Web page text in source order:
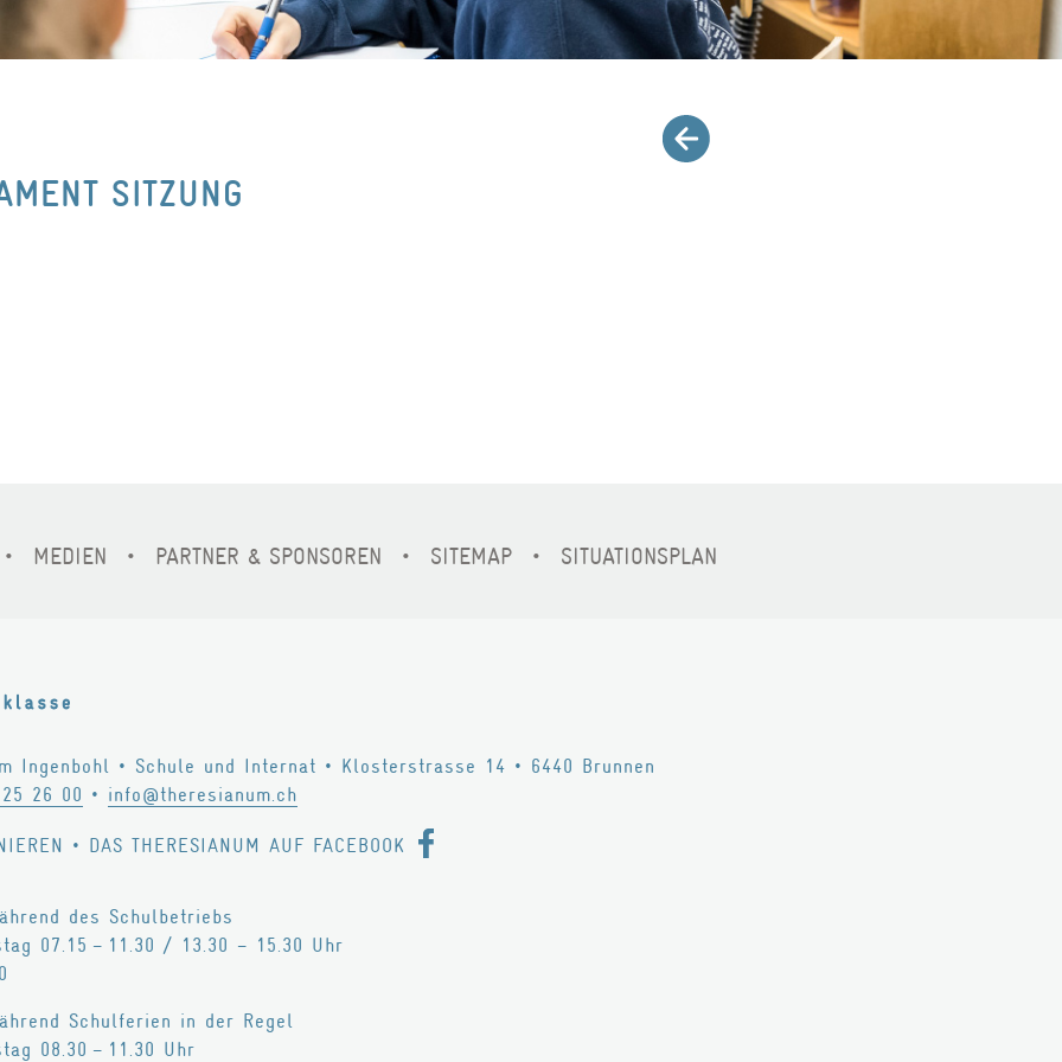
SITZUNG
MEDIEN PARTNER & SPONSOREN SITEMAP SITUATIONSPLAN
Ingenbohl • Schule und Internat • Klosterstrasse 14 • 6440 Brunnen
26 00 • info@theresianum.ch
• DAS THERESIANUM AUF FACEBOOK
des Schulbetriebs
07.15 – 11.30 / 13.30 – 15.30 Uhr
Schulferien in der Regel
08.30 – 11.30 Uhr